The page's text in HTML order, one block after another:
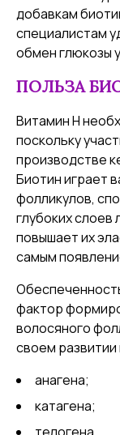
добавкам
специалистам
обмен глюкозы
ПОЛЬЗА
Витамин Н
поскольку
производстве
Биотин играет
фолликулов,
глубоких слоев
повышает их
самым
фактор
волосяного
своем
анагена;
катагена;